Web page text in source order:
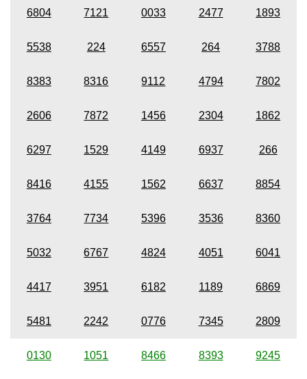
6804 7121 0033 2477 1893
5538 224 6557 264 3788
8383 8316 9112 4794 7802
2606 7872 1456 2304 1862
6297 1529 4149 6937 266
8416 4155 1562 6637 8854
3764 7734 5396 3536 8360
5032 6767 4824 4051 6041
4417 3951 6182 1189 6869
5481 2242 0776 7345 2809
0130 1051 8466 8393 9245